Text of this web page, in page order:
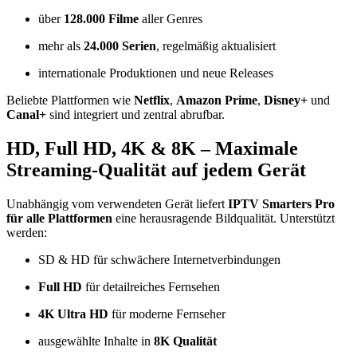
über 128.000 Filme aller Genres
mehr als 24.000 Serien, regelmäßig aktualisiert
internationale Produktionen und neue Releases
Beliebte Plattformen wie Netflix, Amazon Prime, Disney+ und
Canal+ sind integriert und zentral abrufbar.
HD, Full HD, 4K & 8K – Maximale
Streaming-Qualität auf jedem Gerät
Unabhängig vom verwendeten Gerät liefert IPTV Smarters Pro
für alle Plattformen eine herausragende Bildqualität. Unterstützt
werden:
SD & HD für schwächere Internetverbindungen
Full HD für detailreiches Fernsehen
4K Ultra HD für moderne Fernseher
ausgewählte Inhalte in 8K Qualität